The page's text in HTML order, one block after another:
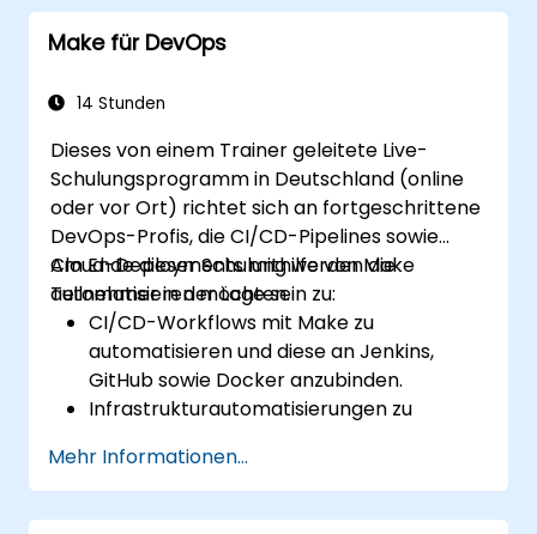
Automatisierungsworkflows zu optimieren
sowie Probleme zu beheben.
Make für DevOps
14 Stunden
Dieses von einem Trainer geleitete Live-
Schulungsprogramm in Deutschland (online
oder vor Ort) richtet sich an fortgeschrittene
DevOps-Profis, die CI/CD-Pipelines sowie
Cloud-Deployments mithilfe von Make
automatisieren möchten.
Am Ende dieser Schulung werden die
Teilnehmer in der Lage sein zu:
CI/CD-Workflows mit Make zu
automatisieren und diese an Jenkins,
GitHub sowie Docker anzubinden.
Infrastrukturautomatisierungen zu
bereitzustellen und zu überwachen.
Effiziente Automatisierung von Code-
Deployment, Tests sowie Rollback-
Mehr Informationen...